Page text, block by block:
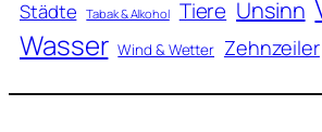
Städte Tabak & Alkohol Tiere Unsinn
Wasser Wind & Wetter Zehnzeiler